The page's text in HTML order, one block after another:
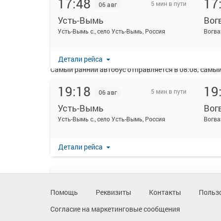
17:48 06 авг 5 мин в пути
Усть-Вымь
Усть-Вымь с., село Усть-Вымь, Россия
Детали рейса
19:18 06 авг 5 мин в пути
Усть-Вымь
Усть-Вымь с., село Усть-Вымь, Россия
Детали рейса
Усть-Вымь
Усть-Вымь с., село Усть-Вымь, Россия
На данной странице вы можете ознакомиться с
Перевозку пассажиров по данному направлению
Самый ранний автобус отправляется в 08:08,
Пожалуйста, обратите внимание, что посадка на
удостоверяющих личность, всех
распечатывать посадочный электронный билет
Помощь Реквизиты Контакты
Согласие на маркетинговые сообщения